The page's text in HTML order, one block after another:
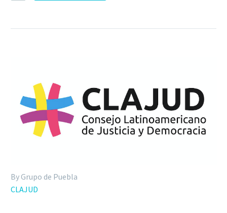
By Grupo de Puebla
CLAJUD